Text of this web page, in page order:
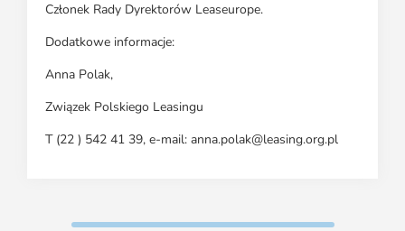
Członek Rady Dyrektorów Leaseurope.
Dodatkowe informacje:
Anna Polak,
Związek Polskiego Leasingu
T (22 ) 542 41 39, e-mail: anna.polak@leasing.org.pl